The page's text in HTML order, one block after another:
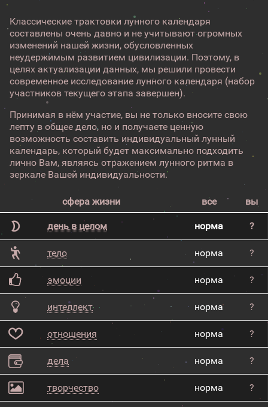
Классические трактовки лунного календаря
составлены очень давно и не учитывают огромных
изменений нашей жизни, обусловленных
неудержимым развитием цивилизации. Поэтому, в
целях актуализации данных, мы решили провести
современное исследование лунного календаря (набор
участников текущего этапа завершен).
Принимая в нём участие, вы не только вносите свою
лепту в общее дело, но и получаете ценную
возможность составить индивидуальный лунный
календарь, который будет максимально подходить
лично Вам, являясь отражением лунного ритма в
зеркале Вашей индивидуальности.
сфера жизни все вы
день в целом норма ?
тело норма ?
эмоции норма ?
интеллект норма ?
отношения норма ?
дела норма ?
творчество норма ?